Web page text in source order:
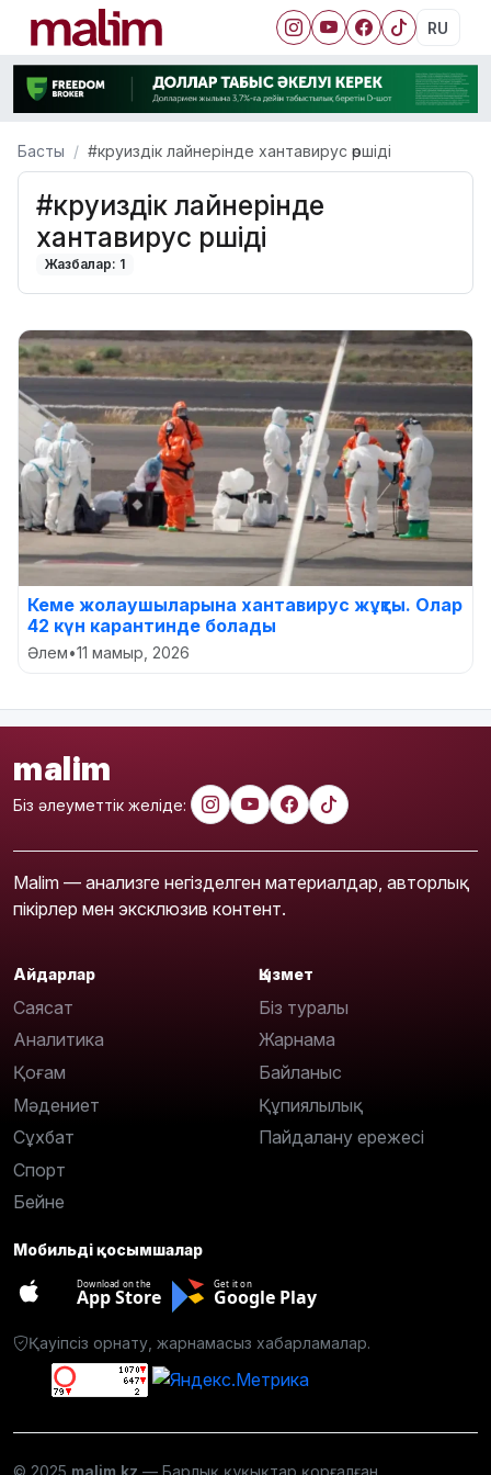
RU
Басты #круиздік лайнерінде хантавирус өршіді
#круиздік лайнерінде
хантавирус өршіді
Жазбалар: 1
Кеме жолаушыларына хантавирус жұқты. Олар
42 күн карантинде болады
Әлем•11 мамыр, 2026
malim
Біз әлеуметтік желіде:
Malim — анализге негізделген материалдар, авторлық
пікірлер мен эксклюзив контент.
Айдарлар
Саясат
Аналитика
Қоғам
Мәдениет
Сұхбат
Спорт
Бейне
Қызмет
Біз туралы
Жарнама
Байланыс
Құпиялылық
Пайдалану ережесі
Мобильді қосымшалар
Download on the
App Store
Get it on
Google Play
Қауіпсіз орнату, жарнамасыз хабарламалар.
© 2025 malim.kz — Барлық құқықтар қорғалған.